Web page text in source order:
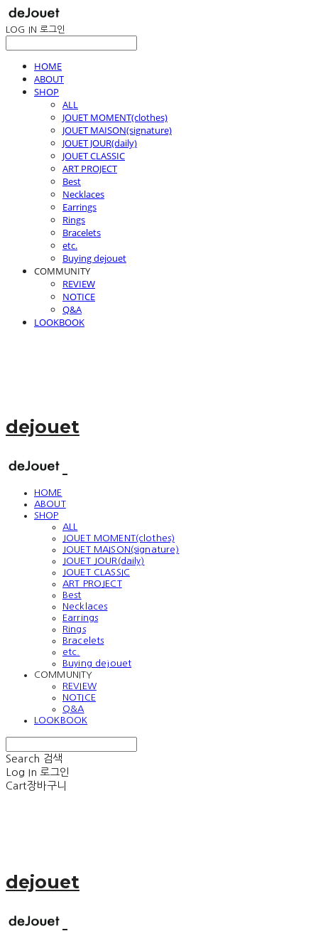
LOG IN 로그인
HOME
ABOUT
SHOP
ALL
JOUET MOMENT(clothes)
JOUET MAISON(signature)
JOUET JOUR(daily)
JOUET CLASSIC
ART PROJECT
Best
Necklaces
Earrings
Rings
Bracelets
etc.
Buying dejouet
COMMUNITY
REVIEW
NOTICE
Q&A
LOOKBOOK
dejouet
HOME
ABOUT
SHOP
ALL
JOUET MOMENT(clothes)
JOUET MAISON(signature)
JOUET JOUR(daily)
JOUET CLASSIC
ART PROJECT
Best
Necklaces
Earrings
Rings
Bracelets
etc.
Buying dejouet
COMMUNITY
REVIEW
NOTICE
Q&A
LOOKBOOK
Search 검색
Log In 로그인
Cart장바구니
dejouet